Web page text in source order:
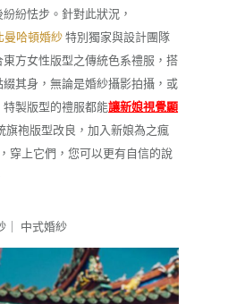
紛怯步。針對此狀況，
曼哈頓婚紗 特別獨家與設計團隊
方女性版型之傳統色系禮服，搭
其身，無論是婚紗攝影拍攝，或
製版型的禮服都能讓新娘視覺顯
旗袍版型改良，加入新娘為之瘋
穿上它們，您可以更有自信的說